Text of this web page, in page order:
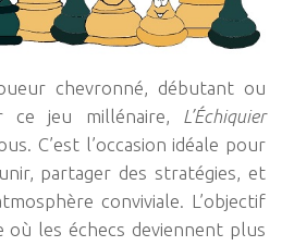
chevronné, débutant ou
ce jeu millénaire, L’Échiquier
C’est l’occasion idéale pour
partager des stratégies, et
conviviale. L’objectif
où les échecs deviennent plus